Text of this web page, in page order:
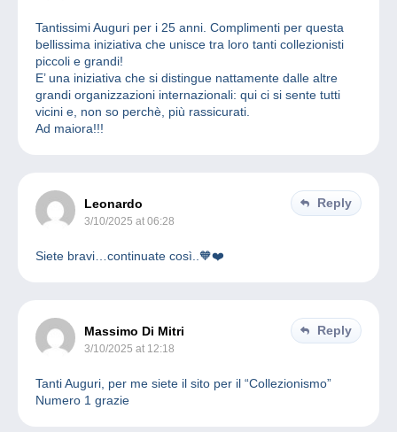
Tantissimi Auguri per i 25 anni. Complimenti per questa
bellissima iniziativa che unisce tra loro tanti collezionisti
piccoli e grandi!
E’ una iniziativa che si distingue nattamente dalle altre
grandi organizzazioni internazionali: qui ci si sente tutti
vicini e, non so perchè, più rassicurati.
Ad maiora!!!
Leonardo
3/10/2025 at 06:28
Reply
Siete bravi…continuate così..🧡❤️
Massimo Di Mitri
3/10/2025 at 12:18
Reply
Tanti Auguri, per me siete il sito per il “Collezionismo”
Numero 1 grazie